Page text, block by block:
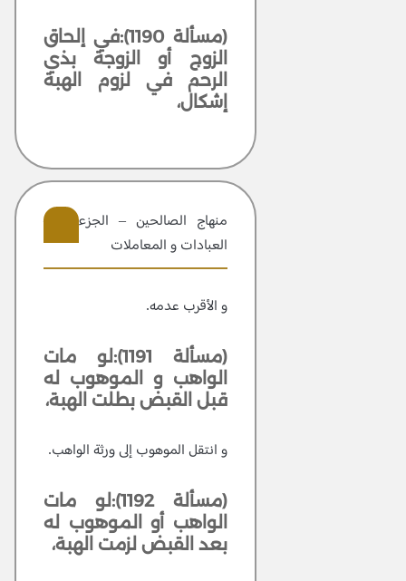
(مسألة 1190):في إلحاق
الزوج أو الزوجة بذي
الرحم في لزوم الهبة
إشكال،
منهاج الصالحين – الجزء 2 –
العبادات و المعاملات
و الأقرب عدمه.
(مسألة 1191):لو مات
الواهب و الموهوب له
قبل القبض بطلت الهبة،
و انتقل الموهوب إلى ورثة الواهب.
(مسألة 1192):لو مات
الواهب أو الموهوب له
بعد القبض لزمت الهبة،